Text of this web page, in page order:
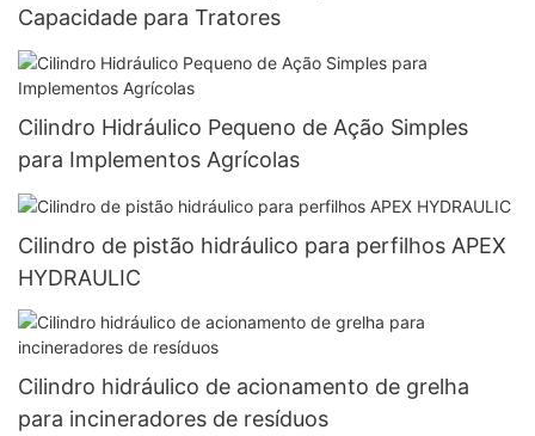
Capacidade para Tratores
Cilindro Hidráulico Pequeno de Ação Simples
para Implementos Agrícolas
Cilindro de pistão hidráulico para perfilhos APEX
HYDRAULIC
Cilindro hidráulico de acionamento de grelha
para incineradores de resíduos